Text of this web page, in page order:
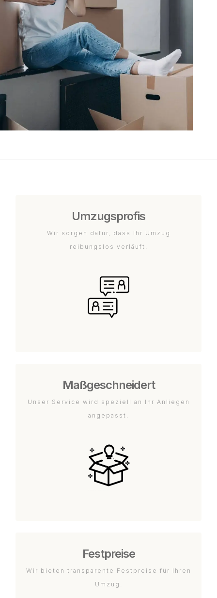
Umzugsprofis
Wir sorgen dafür, dass Ihr Umzug
reibungslos verläuft.
Maßgeschneidert
Unser Service wird speziell an Ihr Anliegen
angepasst.
Festpreise
Wir bieten transparente Festpreise für Ihren
Umzug.